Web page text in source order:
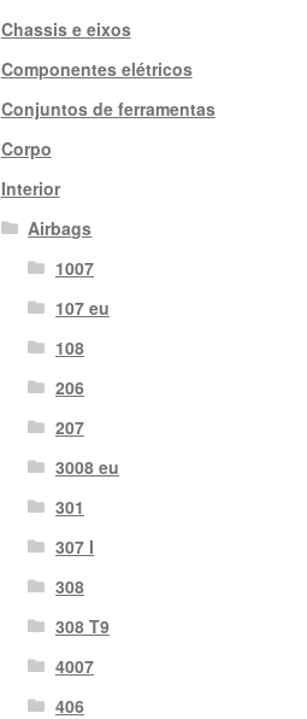
Chassis e eixos
Componentes elétricos
Conjuntos de ferramentas
Corpo
Interior
Airbags
1007
107 eu
108
206
207
3008 eu
301
307 I
308
308 T9
4007
406